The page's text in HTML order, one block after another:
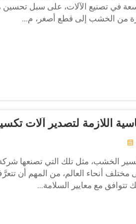
في تصنيع الآلات، على سبل تحسين
من الخشب إلى قطع أصغر، م...
اللازمة لتصدير آلات
الخشب، مثل تلك التي تصنعها
مختلف أنحاء العالم، من المهم أن
تتوافق مع معايير السلامة...